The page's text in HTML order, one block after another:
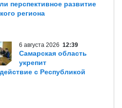
перспективное развитие
региона
6 августа 2026 12:39
Самарская область
укрепит
с Республикой